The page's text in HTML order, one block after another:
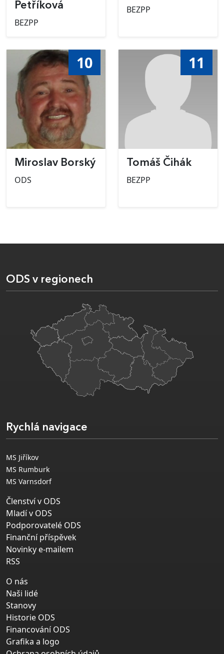
Petříková
BEZPP
BEZPP
10
Miroslav Borský
ODS
11
Tomáš Čihák
BEZPP
ODS v regionech
Rychlá navigace
MS Jiříkov
MS Rumburk
MS Varnsdorf
Členství v ODS
Mladí v ODS
Podporovatelé ODS
Finanční příspěvek
Novinky e-mailem
RSS
O nás
Naši lidé
Stanovy
Historie ODS
Financování ODS
Grafika a logo